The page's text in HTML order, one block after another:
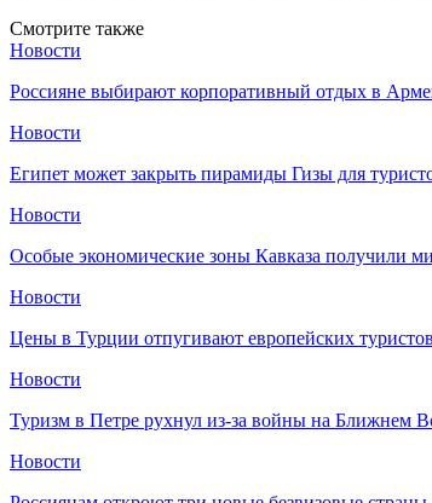
Смотрите также
Новости
Россияне выбирают корпоративный отдых в
Новости
Египет может закрыть пирамиды Гизы для
Новости
Особые экономические зоны Кавказа получили
Новости
Цены в Турции отпугивают европейских туристов
Новости
Туризм в Петре рухнул из-за войны на Ближнем
Новости